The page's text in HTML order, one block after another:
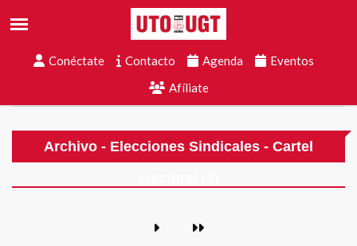
Conéctate Contacto Agenda
Eventos
Afíliate
Archivo - Elecciones Sindicales - Cartel